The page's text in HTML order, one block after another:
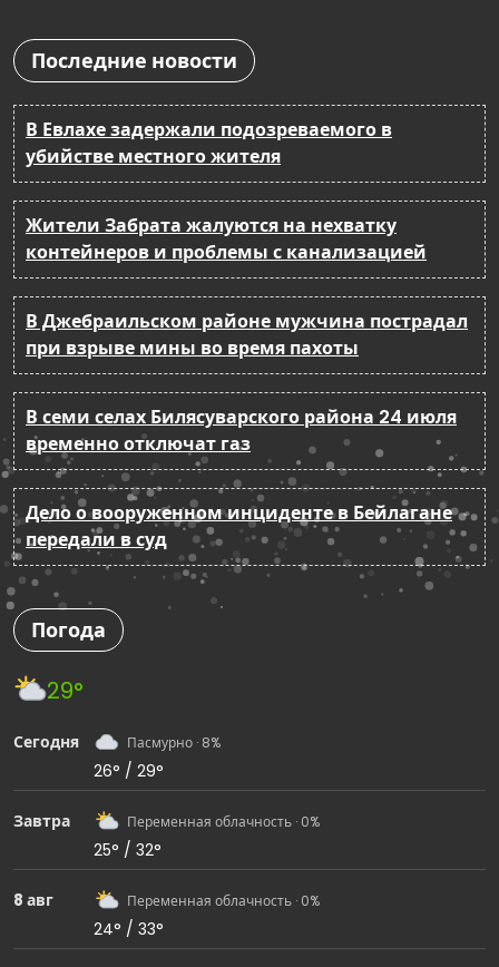
Последние новости
В Евлахе задержали подозреваемого в
убийстве местного жителя
Жители Забрата жалуются на нехватку
контейнеров и проблемы с канализацией
В Джебраильском районе мужчина пострадал
при взрыве мины во время пахоты
В семи селах Билясуварского района 24 июля
временно отключат газ
Дело о вооруженном инциденте в Бейлагане
передали в суд
Погода
29°
Сегодня Пасмурно · 8%
26° / 29°
Завтра Переменная облачность · 0%
25° / 32°
8 авг Переменная облачность · 0%
24° / 33°